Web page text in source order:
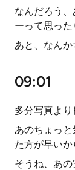
なんだろう
ーって思った
あと、なんか
09:01
多分写真より
あのちょっ
た方が早いか
そうね、あ